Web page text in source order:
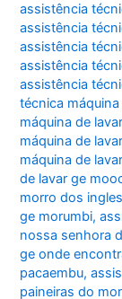
assistência
assistência
assistência
assistência
assistência
técnica
máquina de
máquina de
máquina de
de lavar ge
morro dos
ge morumbi,
nossa senhora
ge onde
pacaembu,
paineiras do